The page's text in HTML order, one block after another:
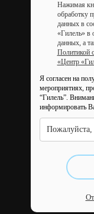
Нажимая
обработку
данных в
«Гилель» в
данных, а
Политикой
«Центр
Я согласен на
мероприятиях,
“Гилель”.
информировать
Пожалуйста,